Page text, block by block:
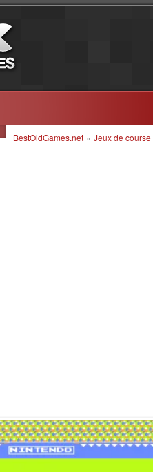
BestOldGames.net » Jeux de course